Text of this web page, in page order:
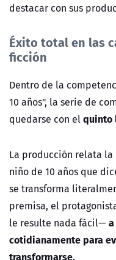
destacar con sus
Éxito total en las
ficción
Dentro de la
10 años", la serie de
quedarse con elquinto
La producción relata
niño de 10 años que
se transforma
premisa, el
le resulte nada fácil—
cotidianamente para
transformarse.